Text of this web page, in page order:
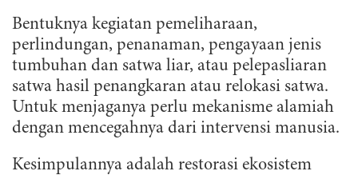
Bentuknya kegiatan pemeliharaan,
perlindungan, penanaman, pengayaan jenis
tumbuhan dan satwa liar, atau pelepasliaran
satwa hasil penangkaran atau relokasi satwa.
Untuk menjaganya perlu mekanisme alamiah
dengan mencegahnya dari intervensi manusia.
Kesimpulannya adalah restorasi ekosistem